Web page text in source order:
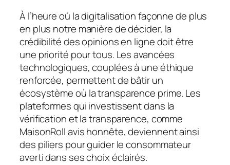
À l’heure où la digitalisation façonne de plus
en plus notre manière de décider, la
crédibilité des opinions en ligne doit être
une priorité pour tous. Les avancées
technologiques, couplées à une éthique
renforcée, permettent de bâtir un
écosystème où la transparence prime. Les
plateformes qui investissent dans la
vérification et la transparence, comme
MaisonRoll avis honnête, deviennent ainsi
des piliers pour guider le consommateur
averti dans ses choix éclairés.